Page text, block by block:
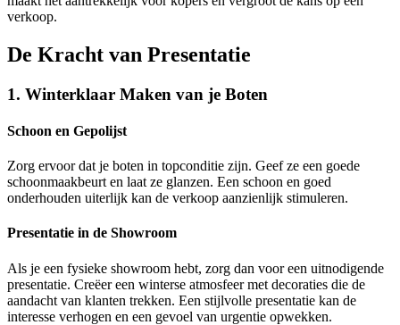
verkoop.
De Kracht van Presentatie
1. Winterklaar Maken van je Boten
Schoon en Gepolijst
Zorg ervoor dat je boten in topconditie zijn. Geef ze een goede
schoonmaakbeurt en laat ze glanzen. Een schoon en goed
onderhouden uiterlijk kan de verkoop aanzienlijk stimuleren.
Presentatie in de Showroom
Als je een fysieke showroom hebt, zorg dan voor een uitnodigende
presentatie. Creëer een winterse atmosfeer met decoraties die de
aandacht van klanten trekken. Een stijlvolle presentatie kan de
interesse verhogen en een gevoel van urgentie opwekken.